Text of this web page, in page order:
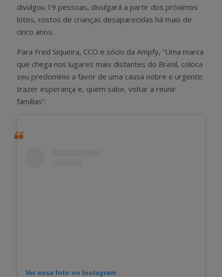
divulgou 19 pessoas, divulgará a partir dos próximos
lotes, rostos de crianças desaparecidas há mais de
cinco anos.
Para Fred Siqueira, CCO e sócio da Ampfy, “Uma marca
que chega nos lugares mais distantes do Brasil, coloca
seu predomínio a favor de uma causa nobre e urgente:
trazer esperança e, quem sabe, voltar a reunir
famílias”.
Ver essa foto no Instagram